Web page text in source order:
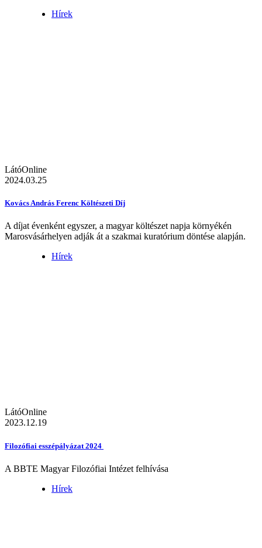
Hírek
LátóOnline
2024.03.25
Kovács András Ferenc Költészeti Díj
A díjat évenként egyszer, a magyar költészet napja környékén
Marosvásárhelyen adják át a szakmai kuratórium döntése alapján.
Hírek
LátóOnline
2023.12.19
Filozófiai esszépályázat 2024
A BBTE Magyar Filozófiai Intézet felhívása
Hírek